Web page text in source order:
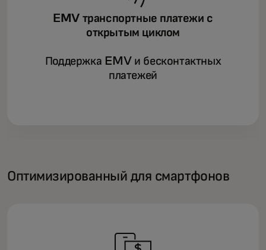
EMV транспортные платежи с
открытым циклом
Поддержка EMV и бесконтактных
платежей
Оптимизированный для смартфонов